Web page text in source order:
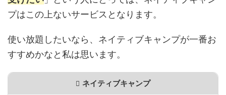
プはこの上ないサービスとなります。
使い放題したいなら、ネイティブキャンプが一番お
すすめかなと私は思います。
ネイティブキャンプ